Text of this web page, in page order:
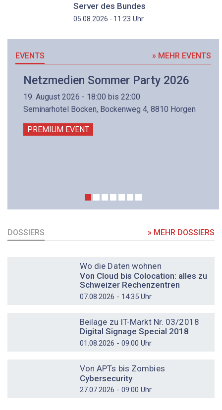
Server des Bundes
05.08.2026 - 11:23 Uhr
EVENTS » MEHR EVENTS
Netzmedien Sommer Party 2026
19. August 2026 - 18:00 bis 22:00
Seminarhotel Bocken, Bockenweg 4, 8810 Horgen
PREMIUM EVENT
DOSSIERS » MEHR DOSSIERS
Wo die Daten wohnen
Von Cloud bis Colocation: alles zu
Schweizer Rechenzentren
07.08.2026 - 14:35 Uhr
Beilage zu IT-Markt Nr. 03/2018
Digital Signage Special 2018
01.08.2026 - 09:00 Uhr
Von APTs bis Zombies
Cybersecurity
27.07.2026 - 09:00 Uhr